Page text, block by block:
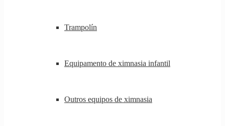
Trampolín
Equipamento de ximnasia infantil
Outros equipos de ximnasia